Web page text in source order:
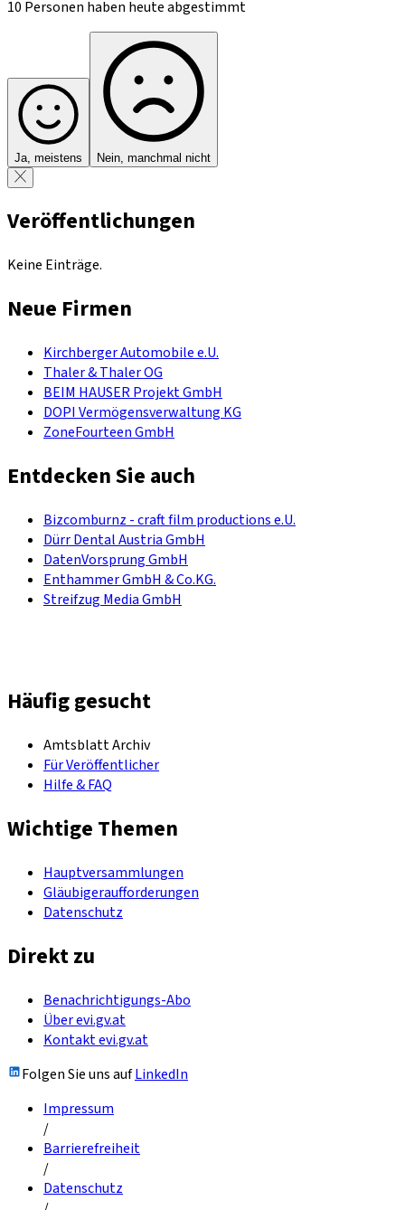
10 Personen haben heute abgestimmt
Ja, meistens Nein, manchmal nicht
Veröffentlichungen
Keine Einträge.
Neue Firmen
Kirchberger Automobile e.U.
Thaler & Thaler OG
BEIM HAUSER Projekt GmbH
DOPI Vermögensverwaltung KG
ZoneFourteen GmbH
Entdecken Sie auch
Bizcomburnz - craft film productions e.U.
Dürr Dental Austria GmbH
DatenVorsprung GmbH
Enthammer GmbH & Co.KG.
Streifzug Media GmbH
Häufig gesucht
Amtsblatt Archiv
Für Veröffentlicher
Hilfe & FAQ
Wichtige Themen
Hauptversammlungen
Gläubigeraufforderungen
Datenschutz
Direkt zu
Benachrichtigungs-Abo
Über evi.gv.at
Kontakt evi.gv.at
Folgen Sie uns aufLinkedIn
Impressum
/
Barrierefreiheit
/
Datenschutz